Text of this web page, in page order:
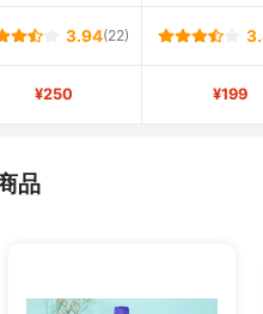
3.94(22)
¥250 ¥199
品